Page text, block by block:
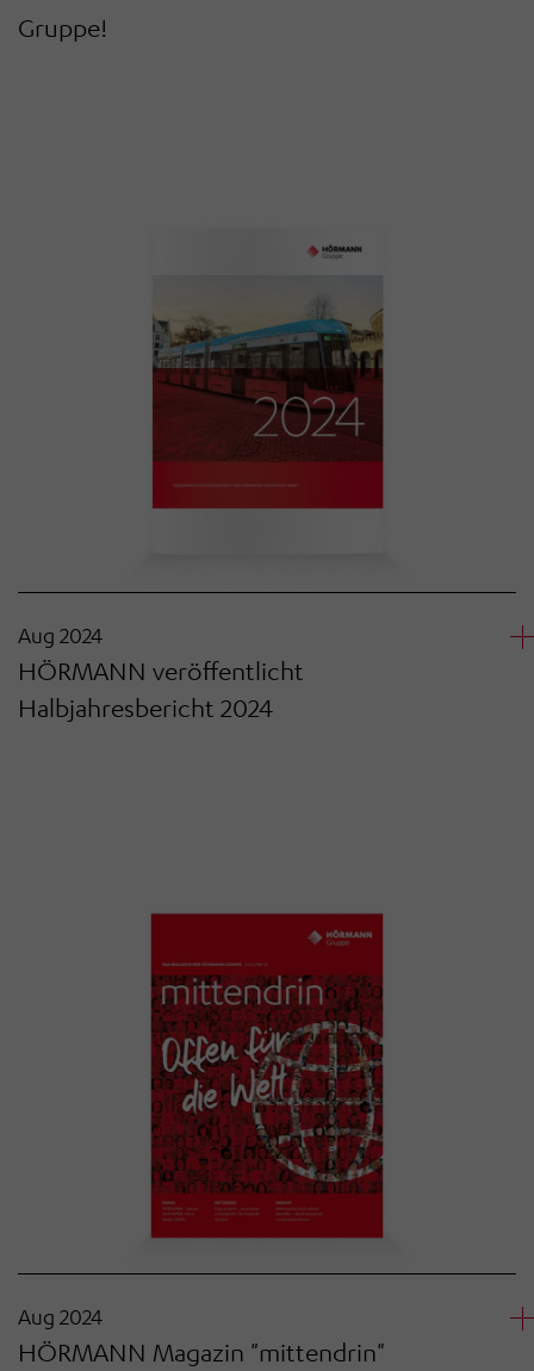
Gruppe!
Aug 2024
HÖRMANN veröffentlicht
Halbjahresbericht 2024
Aug 2024
HÖRMANN Magazin "mittendrin"